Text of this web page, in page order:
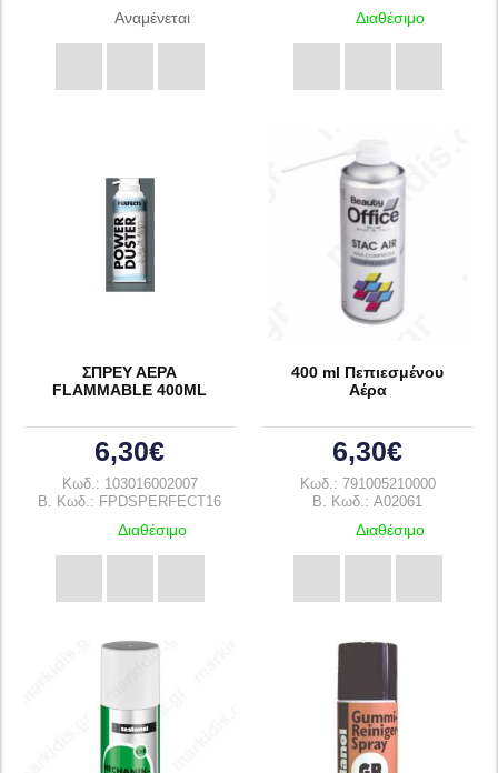
Αναμένεται Διαθέσιμο
ΣΠΡΕΥ ΑΕΡΑ
FLAMMABLE 400ML
6,30€
Κωδ.: 103016002007
B. Κωδ.: FPDSPERFECT16
Διαθέσιμο
400 ml Πεπιεσμένου
Αέρα
6,30€
Κωδ.: 791005210000
B. Κωδ.: A02061
Διαθέσιμο